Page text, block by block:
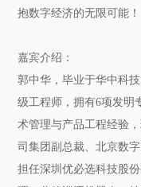
抱数字经济的无限可能！
嘉宾介绍：
郭中华，毕业于华中科
级工程师，拥有6项发明
术管理与产品工程经验
司集团副总裁、北京数
担任深圳优必选科技股